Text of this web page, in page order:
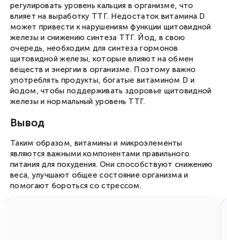
регулировать уровень кальция в организме, что
влияет на выработку ТТГ. Недостаток витамина D
может привести к нарушениям функции щитовидной
железы и снижению синтеза ТТГ. Йод, в свою
очередь, необходим для синтеза гормонов
щитовидной железы, которые влияют на обмен
веществ и энергии в организме. Поэтому важно
употреблять продукты, богатые витамином D и
йодом, чтобы поддерживать здоровье щитовидной
железы и нормальный уровень ТТГ.
Вывод
Таким образом, витамины и микроэлементы
являются важными компонентами правильного
питания для похудения. Они способствуют снижению
веса, улучшают общее состояние организма и
помогают бороться со стрессом.
Введите номер телефона, мы пришлем СМС с кодом
для входа.
Номер телефона
Соглашаюсь спубличной офертойи
политикой конфиденциальности
Соглашаюсь получать новости и специальные
предложения